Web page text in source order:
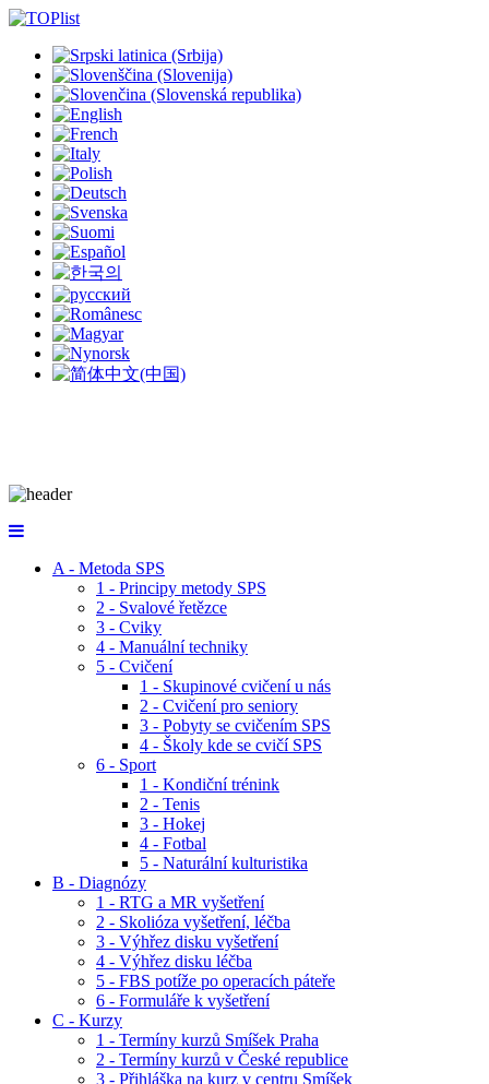
A - Metoda SPS
1 - Principy metody SPS
2 - Svalové řetězce
3 - Cviky
4 - Manuální techniky
5 - Cvičení
1 - Skupinové cvičení u nás
2 - Cvičení pro seniory
3 - Pobyty se cvičením SPS
4 - Školy kde se cvičí SPS
6 - Sport
1 - Kondiční trénink
2 - Tenis
3 - Hokej
4 - Fotbal
5 - Naturální kulturistika
B - Diagnózy
1 - RTG a MR vyšetření
2 - Skolióza vyšetření, léčba
3 - Výhřez disku vyšetření
4 - Výhřez disku léčba
5 - FBS potíže po operacích páteře
6 - Formuláře k vyšetření
C - Kurzy
1 - Termíny kurzů Smíšek Praha
2 - Termíny kurzů v České republice
3 - Přihláška na kurz v centru Smíšek